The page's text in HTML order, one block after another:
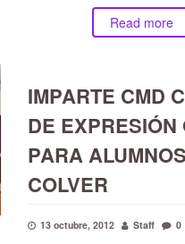
Read more
IMPARTE CMD
DE EXPRESIÓN
PARA
COLVER
13 octubre, 2012 Staff 0